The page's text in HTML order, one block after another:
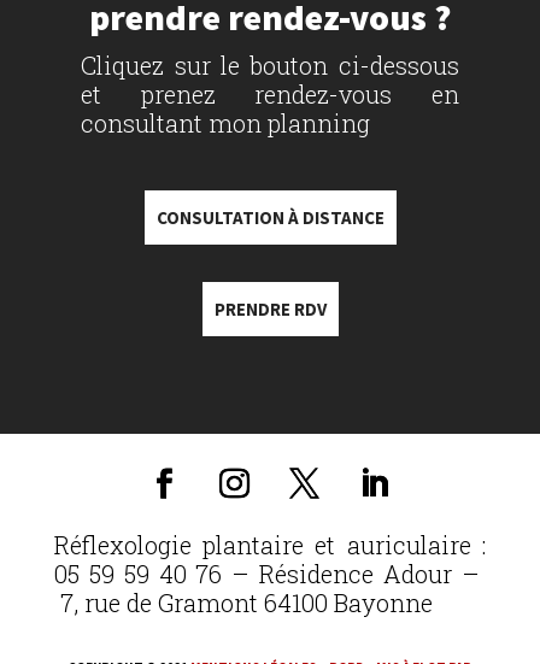
prendre rendez-vous ?
Cliquez sur le bouton ci-dessous
et prenez rendez-vous en
consultant mon planning
CONSULTATION À DISTANCE
PRENDRE RDV
Réflexologie plantaire et auriculaire :
05 59 59 40 76 – Résidence Adour –
7, rue de Gramont 64100 Bayonne